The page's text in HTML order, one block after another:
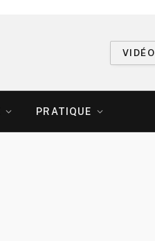
VIDÉO
PRATIQUE